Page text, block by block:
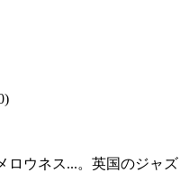
ロウネス...。英国のジャ